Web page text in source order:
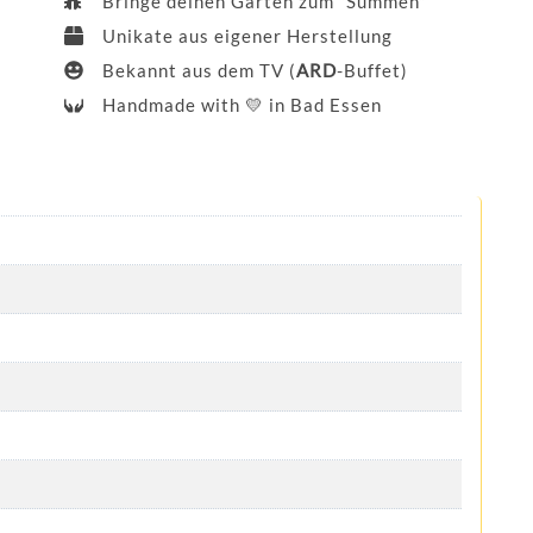
Unikate aus eigener Herstellung
Bekannt aus dem TV (ARD-Buffet)
Handmade with 💛 in Bad Essen